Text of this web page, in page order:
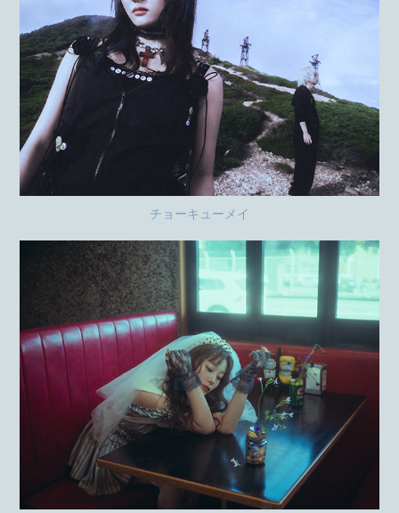
チョーキューメイ